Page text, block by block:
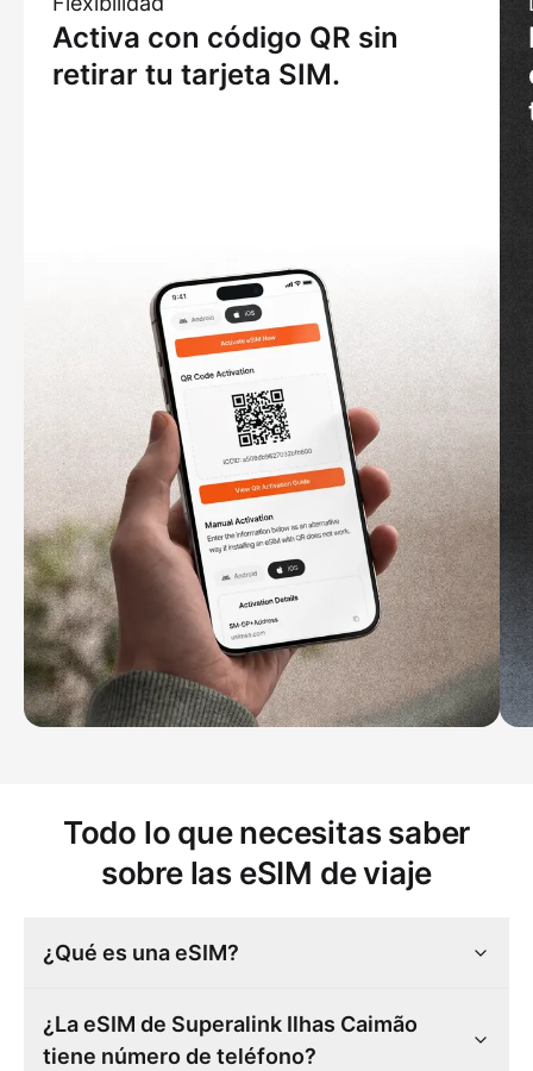
Activa con código QR sin
retirar tu tarjeta SIM.
Todo lo que necesitas saber
sobre las eSIM de viaje
¿Qué es una eSIM?
¿La eSIM de Superalink Ilhas Caimão
tiene número de teléfono?